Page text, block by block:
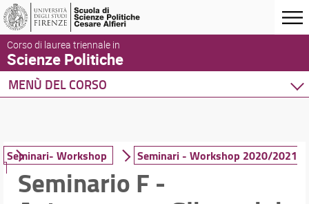
Corso di laurea triennale in
Scienze Politiche
MENÙ DEL CORSO
Didattica
Piano di studio
Ricerca insegnamenti
Seminari- Workshop Seminari - Workshop 2020/2021
Seminario F -